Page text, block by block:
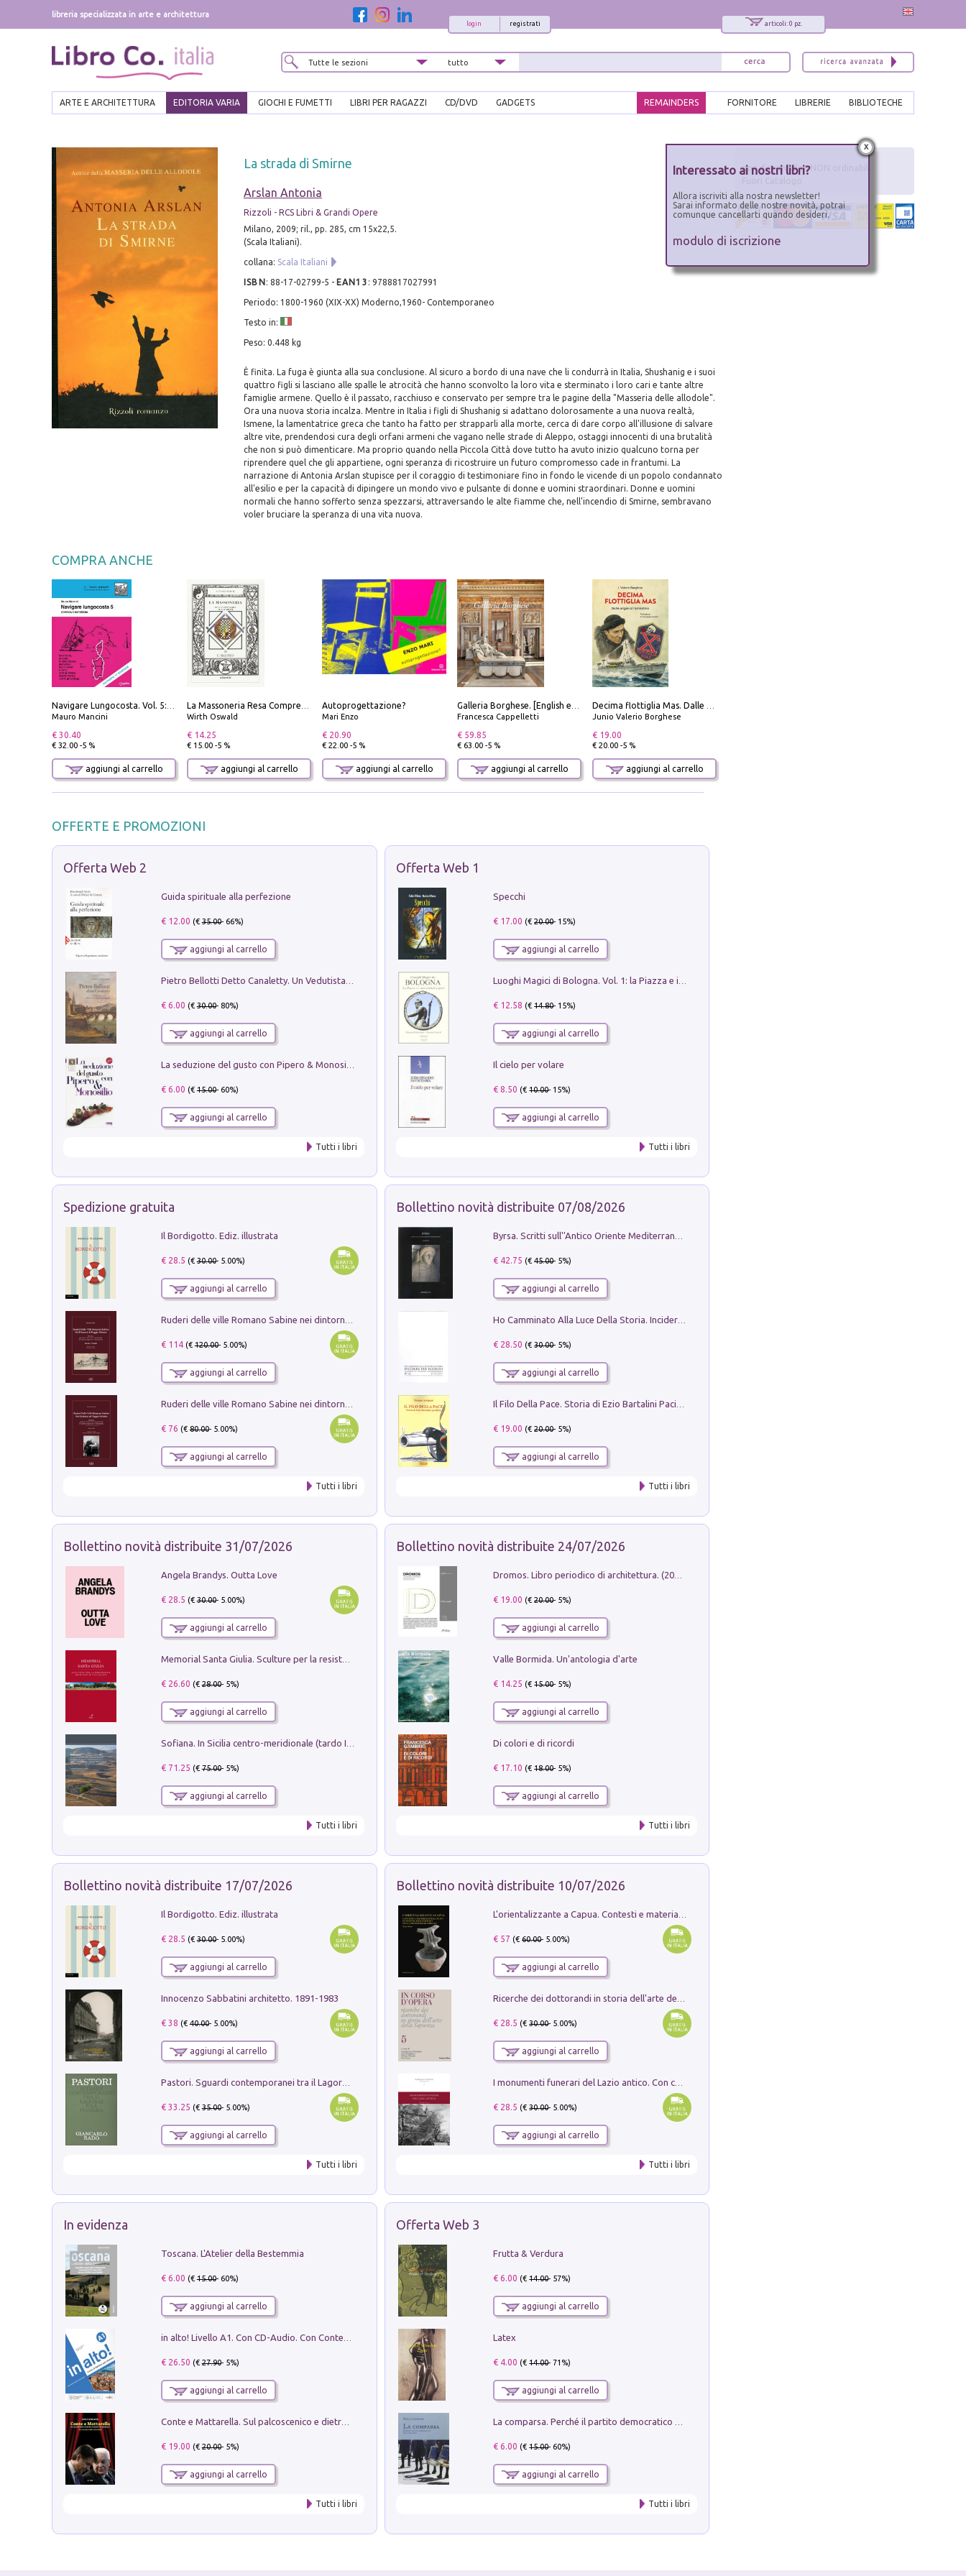
libreria specializzata in arte e architettura
articoli: 0 pz.
registrati
login
ARTE E ARCHITETTURA EDITORIA VARIA GIOCHI E FUMETTI LIBRI PER RAGAZZI CD/DVD GADGETS BIBLIOTECHE
LIBRERIE
FORNITORE
REMAINDERS
La strada di Smirne
Arslan Antonia
Rizzoli - RCS Libri & Grandi Opere
Milano, 2009; ril., pp. 285, cm 15x22,5.
(Scala Italiani).
collana: Scala Italiani
ISBN : 88-17-02799-5 - EAN13 : 9788817027991
Periodo: 1800-1960 (XIX-XX) Moderno,1960- Contemporaneo
Testo in:
Peso: 0.448 kg
È finita. La fuga è giunta alla sua conclusione. Al sicuro a bordo di una nave che li condurrà in Italia, Shushanig e i suoi
quattro figli si lasciano alle spalle le atrocità che hanno sconvolto la loro vita e sterminato i loro cari e tante altre
famiglie armene. Quello è il passato, racchiuso e conservato per sempre tra le pagine della "Masseria delle allodole".
Ora una nuova storia incalza. Mentre in Italia i figli di Shushanig si adattano dolorosamente a una nuova realtà,
Ismene, la lamentatrice greca che tanto ha fatto per strapparli alla morte, cerca di dare corpo all'illusione di salvare
altre vite, prendendosi cura degli orfani armeni che vagano nelle strade di Aleppo, ostaggi innocenti di una brutalità
che non si può dimenticare. Ma proprio quando nella Piccola Città dove tutto ha avuto inizio qualcuno torna per
riprendere quel che gli appartiene, ogni speranza di ricostruire un futuro compromesso cade in frantumi. La
narrazione di Antonia Arslan stupisce per il coraggio di testimoniare fino in fondo le vicende di un popolo condannato
all'esilio e per la capacità di dipingere un mondo vivo e pulsante di donne e uomini straordinari. Donne e uomini
normali che hanno sofferto senza spezzarsi, attraversando le alte fiamme che, nell'incendio di Smirne, sembravano
voler bruciare la speranza di una vita nuova.
COMPRA ANCHE
Mauro Mancini
€ 30.40
€ 32.00 -5 %
aggiungi al carrello
Wirth Oswald
€ 14.25
€ 15.00 -5 %
aggiungi al carrello
Autoprogettazione?
Mari Enzo
€ 20.90
€ 22.00 -5 %
aggiungi al carrello
Francesca Cappelletti
€ 59.85
€ 63.00 -5 %
aggiungi al carrello
Junio Valerio Borghese
€ 19.00
€ 20.00 -5 %
aggiungi al carrello
OFFERTE E PROMOZIONI
Offerta Web 2
Guida spirituale alla perfezione
€ 12.00 (€35.00- 66%)
aggiungi al carrello
€ 6.00 (€30.00- 80%)
aggiungi al carrello
€ 6.00 (€15.00- 60%)
aggiungi al carrello
Tutti i libri
Offerta Web 1
Specchi
€ 17.00 (€20.00- 15%)
aggiungi al carrello
€ 12.58 (€14.80- 15%)
aggiungi al carrello
Il cielo per volare
€ 8.50 (€10.00- 15%)
aggiungi al carrello
Tutti i libri
Spedizione gratuita
Il Bordigotto. Ediz. illustrata
€ 28.5 (€30.00- 5.00%)
aggiungi al carrello
€ 114(€120.00- 5.00%)
aggiungi al carrello
€ 76 (€80.00- 5.00%)
aggiungi al carrello
Tutti i libri
Bollettino novità distribuite 07/08/2026
€ 42.75 (€45.00- 5%)
aggiungi al carrello
€ 28.50 (€30.00- 5%)
aggiungi al carrello
€ 19.00 (€20.00- 5%)
aggiungi al carrello
Tutti i libri
Bollettino novità distribuite 31/07/2026
Angela Brandys. Outta Love
€ 28.5 (€30.00- 5.00%)
aggiungi al carrello
Memorial Santa Giulia. Sculture per la resistenza Monchio di Palagano
€ 26.60 (€28.00- 5%)
aggiungi al carrello
€ 71.25 (€75.00- 5%)
aggiungi al carrello
Tutti i libri
Bollettino novità distribuite 24/07/2026
€ 19.00 (€20.00- 5%)
aggiungi al carrello
Valle Bormida. Un'antologia d'arte
€ 14.25 (€15.00- 5%)
aggiungi al carrello
Di colori e di ricordi
€ 17.10 (€18.00- 5%)
aggiungi al carrello
Tutti i libri
Bollettino novità distribuite 17/07/2026
Il Bordigotto. Ediz. illustrata
€ 28.5 (€30.00- 5.00%)
aggiungi al carrello
Innocenzo Sabbatini architetto. 1891-1983
€ 38 (€40.00- 5.00%)
aggiungi al carrello
Pastori. Sguardi contemporanei tra il Lagorai e la pianura. Ediz. illustrata
€ 33.25 (€35.00- 5.00%)
aggiungi al carrello
Tutti i libri
Bollettino novità distribuite 10/07/2026
€ 57 (€60.00- 5.00%)
aggiungi al carrello
€ 28.5 (€30.00- 5.00%)
aggiungi al carrello
€ 28.5 (€30.00- 5.00%)
aggiungi al carrello
Tutti i libri
In evidenza
Toscana. L'Atelier della Bestemmia
€ 6.00 (€15.00- 60%)
aggiungi al carrello
€ 26.50 (€27.90- 5%)
aggiungi al carrello
Conte e Mattarella. Sul palcoscenico e dietro le quinte del Quirinale. Un racconto sulle istituzioni
€ 19.00 (€20.00- 5%)
aggiungi al carrello
Tutti i libri
Offerta Web 3
Frutta & Verdura
€ 6.00 (€14.00- 57%)
aggiungi al carrello
Latex
€ 4.00 (€14.00- 71%)
aggiungi al carrello
€ 6.00 (€15.00- 60%)
aggiungi al carrello
Tutti i libri
non disponibile - NON ordinabile
x
Interessato ai nostri libri?
Allora iscriviti alla nostra newsletter!
Sarai informato delle nostre novità, potrai
comunque cancellarti quando desideri.
modulo di iscrizione